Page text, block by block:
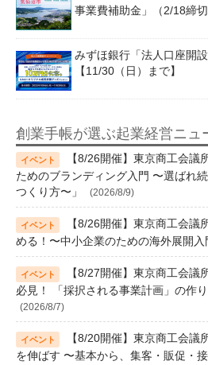
事業費補助金」（2/18締切
みずほ銀行「法人口座開
【11/30（日）まで】
創業手帳が選ぶ起業経営ニュ
【8/26開催】東京商工会
ためのブランディング入門 〜選ばれ
つくり方〜」
(2026/8/9)
【8/26開催】東京商工会議
める！〜中小企業のための海外展開入
【8/27開催】東京商工会
必見！ 「採択される事業計画」の作
(2026/8/7)
【8/20開催】東京商工会議
を伸ばす 〜基本から、集客・販促・